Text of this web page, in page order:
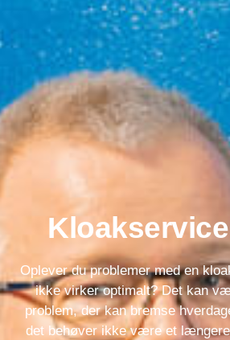
Oplever du problemer med en
ikke virker optimalt? Det kan
problem, der kan bremse
det behøver ikke være et